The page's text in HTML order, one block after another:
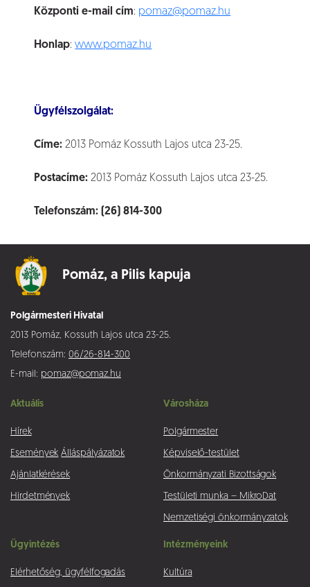
Központi e-mail cím: pomaz@pomaz.hu
Honlap:www.pomaz.hu
Ügyfélszolgálat:
Címe: 2013 Pomáz Kossuth Lajos utca 23-25.
Postacíme: 2013 Pomáz Kossuth Lajos utca 23-25.
Telefonszám: (26) 814-300
Pomáz, a Pilis kapuja
Polgármesteri Hivatal
2013 Pomáz, Kossuth Lajos utca 23-25.
Telefonszám: 06/26-814-300
E-mail: pomaz@pomaz.hu
Aktuális
Hírek
Események Álláspályázatok
Ajánlatkérések
Hirdetmények
Városháza
Polgármester
Képviselő-testület
Önkormányzati Bizottságok
Testületi munka – MikroDat
Nemzetiségi önkormányzatok
Ügyintézés
Elérhetőség, ügyfélfogadás
Intézményeink
Kultúra